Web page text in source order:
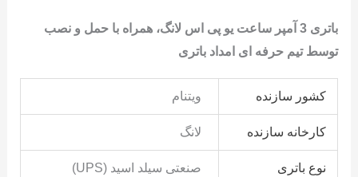
باتری 3 آمپر ساعت یو پی اس لانگ
، همراه با حمل و نصب
توسط تیم حرفه ای امداد باتری
کشور سازنده ویتنام
کارخانه سازنده لانگ
نوع باتری صنعتی سیلد اسید (UPS)